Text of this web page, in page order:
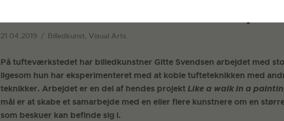
21.04.2019 Billedkunst, Visual Arts
På tufteværkstedet har billedkunstner Gitte Svendsen arbejdet med
ligesom hun har eksperimenteret med at koble tufteteknikken med
teknikker. Arbejdet er en del af hendes projektLike a walk in a
mål er at skabe et samarbejde med en eller flere kunstnere om en
som beskuer kan befinde sig i.